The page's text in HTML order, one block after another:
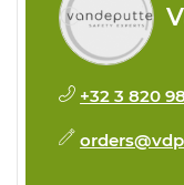
+32 3 820